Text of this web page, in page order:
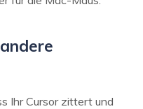
Ihr Cursor zittert und